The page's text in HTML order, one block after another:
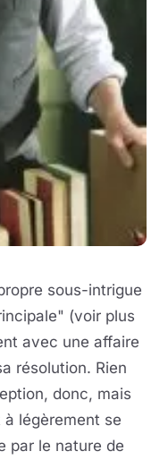
sous-intrigue
(voir plus
avec une affaire
résolution. Rien
donc, mais
à légèrement se
par le nature de